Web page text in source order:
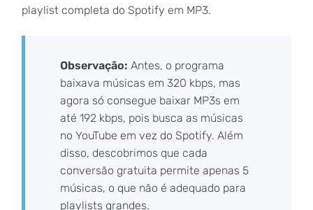
playlist completa do Spotify em MP3.
Observação: Antes, o programa
baixava músicas em 320 kbps, mas
agora só consegue baixar MP3s em
até 192 kbps, pois busca as músicas
no YouTube em vez do Spotify. Além
disso, descobrimos que cada
conversão gratuita permite apenas 5
músicas, o que não é adequado para
playlists grandes.